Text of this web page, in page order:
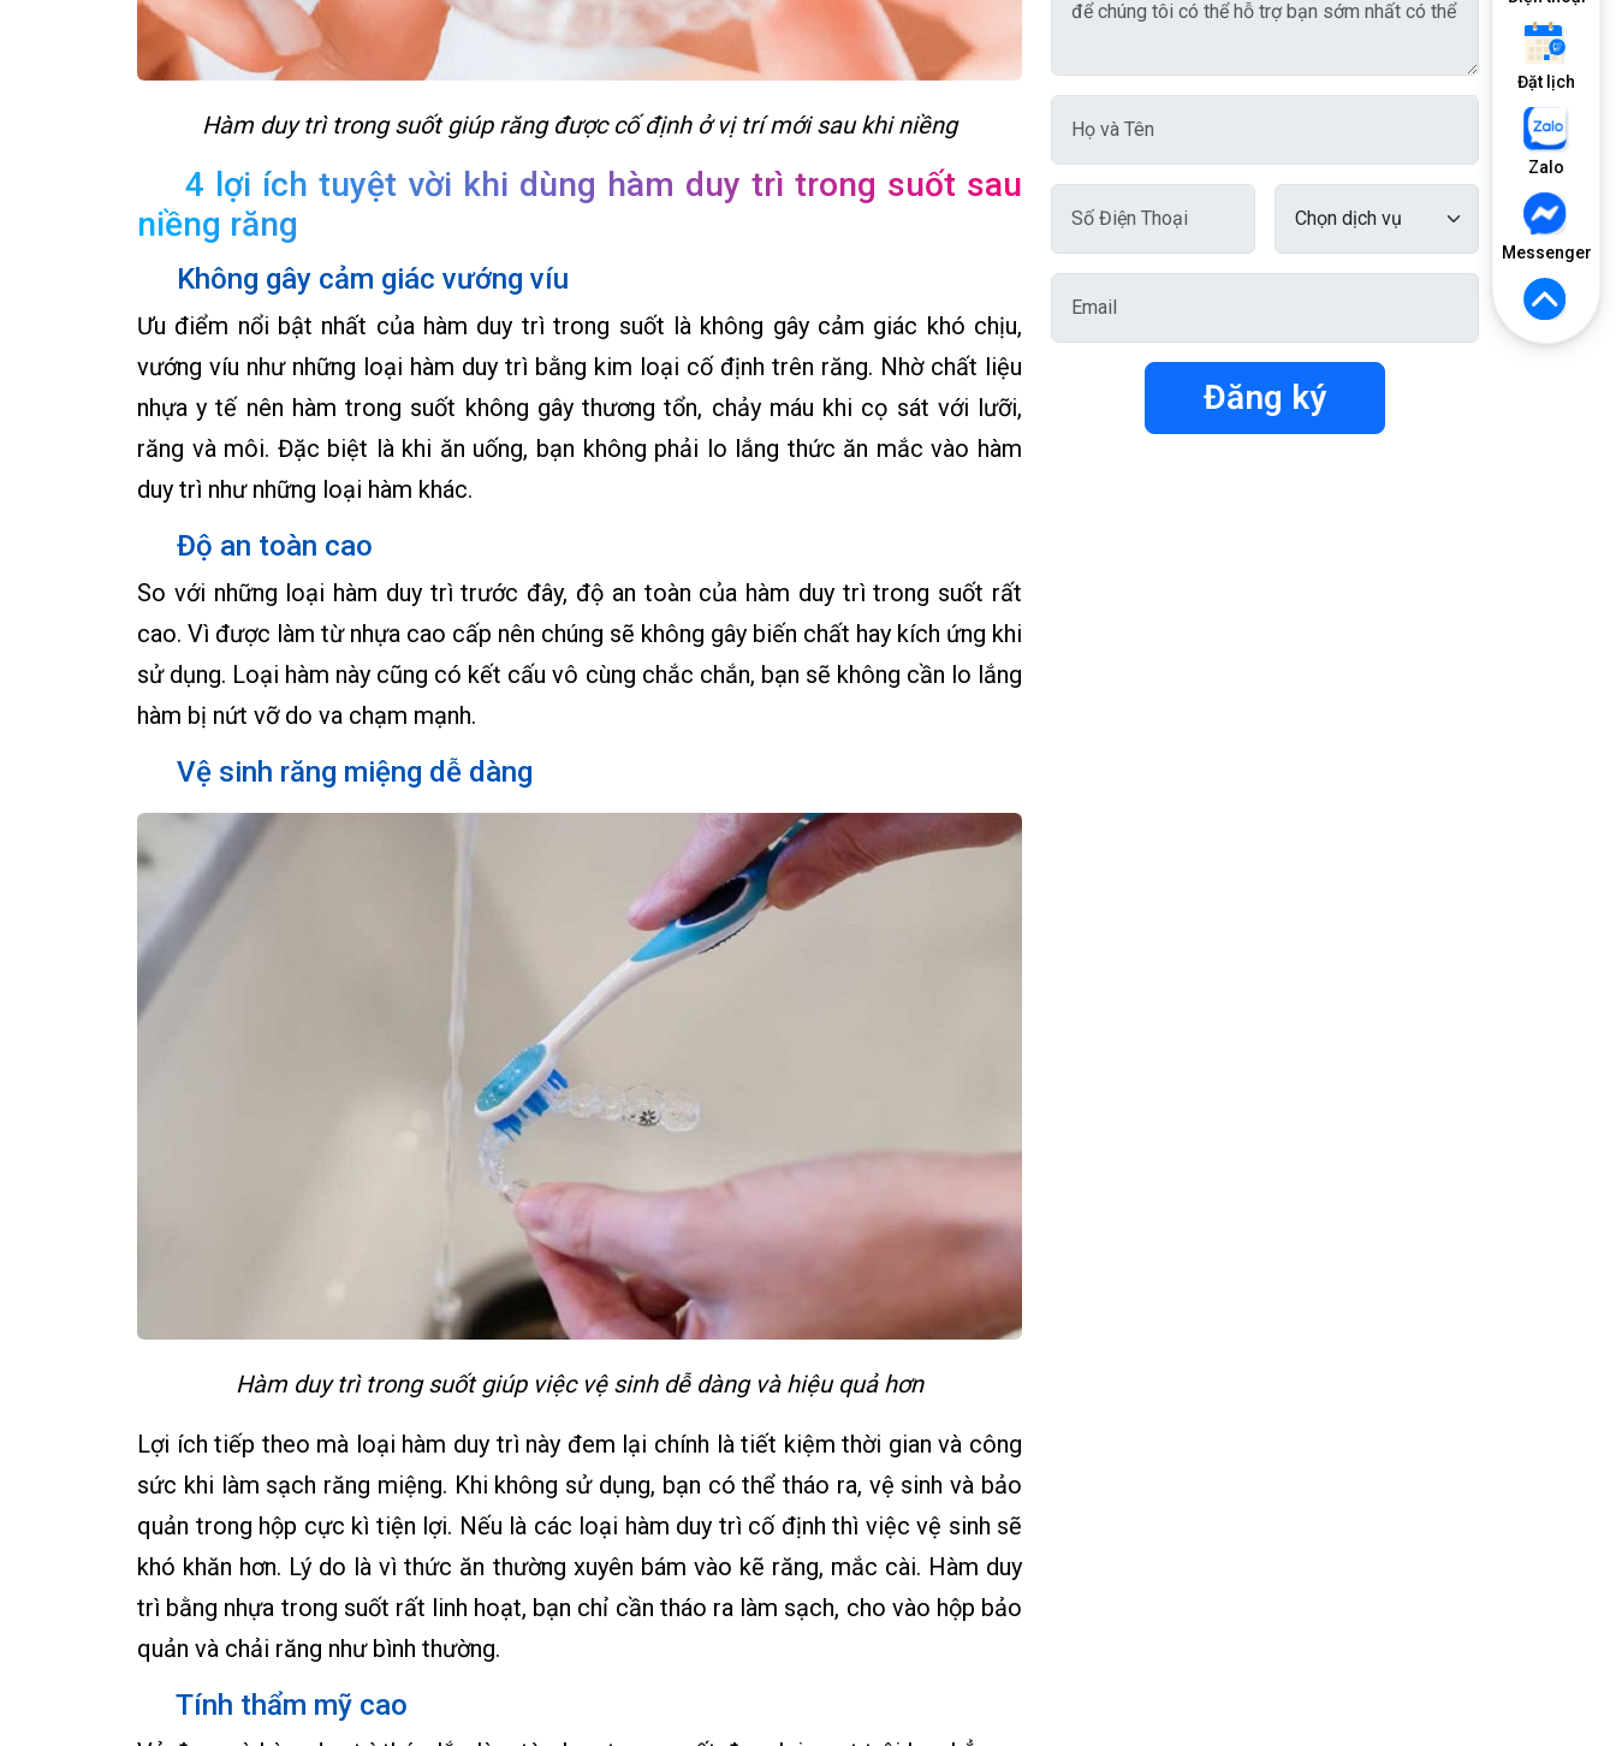
Đặt lịch
Zalo
Messenger
Hàm duy trì trong suốt giúp răng được cố định ở vị trí mới sau khi niềng
4 lợi ích tuyệt vời khi dùng hàm duy trì trong suốt sau
niềng răng
Không gây cảm giác vướng víu
Ưu điểm nổi bật nhất của hàm duy trì trong suốt là không gây cảm giác khó chịu,
vướng víu như những loại hàm duy trì bằng kim loại cố định trên răng. Nhờ chất liệu
nhựa y tế nên hàm trong suốt không gây thương tổn, chảy máu khi cọ sát với lưỡi,
răng và môi. Đặc biệt là khi ăn uống, bạn không phải lo lắng thức ăn mắc vào hàm
duy trì như những loại hàm khác.
Độ an toàn cao
So với những loại hàm duy trì trước đây, độ an toàn của hàm duy trì trong suốt rất
cao. Vì được làm từ nhựa cao cấp nên chúng sẽ không gây biến chất hay kích ứng khi
sử dụng. Loại hàm này cũng có kết cấu vô cùng chắc chắn, bạn sẽ không cần lo lắng
hàm bị nứt vỡ do va chạm mạnh.
Vệ sinh răng miệng dễ dàng
Hàm duy trì trong suốt giúp việc vệ sinh dễ dàng và hiệu quả hơn
Lợi ích tiếp theo mà loại hàm duy trì này đem lại chính là tiết kiệm thời gian và công
sức khi làm sạch răng miệng. Khi không sử dụng, bạn có thể tháo ra, vệ sinh và bảo
quản trong hộp cực kì tiện lợi. Nếu là các loại hàm duy trì cố định thì việc vệ sinh sẽ
khó khăn hơn. Lý do là vì thức ăn thường xuyên bám vào kẽ răng, mắc cài. Hàm duy
trì bằng nhựa trong suốt rất linh hoạt, bạn chỉ cần tháo ra làm sạch, cho vào hộp bảo
quản và chải răng như bình thường.
Tính thẩm mỹ cao
Đăng ký